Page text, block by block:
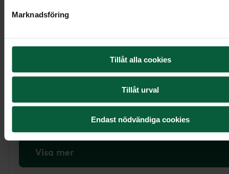
Marknadsföring
Tillåt alla cookies
Tillåt urval
Endast nödvändiga cookies
Dekoration - Gryningens ljus
1 495 kr
Visa mer